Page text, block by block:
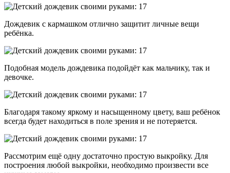
Дождевик с кармашком отлично защитит личные вещи
ребёнка.
Подобная модель дождевика подойдёт как мальчику, так и
девочке.
Благодаря такому яркому и насыщенному цвету, ваш ребёнок
всегда будет находиться в поле зрения и не потеряется.
Рассмотрим ещё одну достаточно простую выкройку. Для
построения любой выкройки, необходимо произвести все